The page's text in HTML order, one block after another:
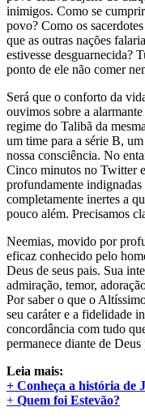
inimigos. Como se
povo? Como os
que as outras nações
estivesse desguarnecida?
ponto de ele não comer
Será que o conforto da
ouvimos sobre a
regime do Talibã da
um time para a série B,
nossa consciência. No
Cinco minutos no Twitter
profundamente
completamente inertes a
pouco além. Precisamos
Neemias, movido por
eficaz conhecido pelo
Deus de seus pais. Sua
admiração, temor,
Por saber o que o
seu caráter e a fidelidade
concordância com tudo
permanece diante de
Leia mais:
+ Conheça a história de
+ Quem foi Estevão?